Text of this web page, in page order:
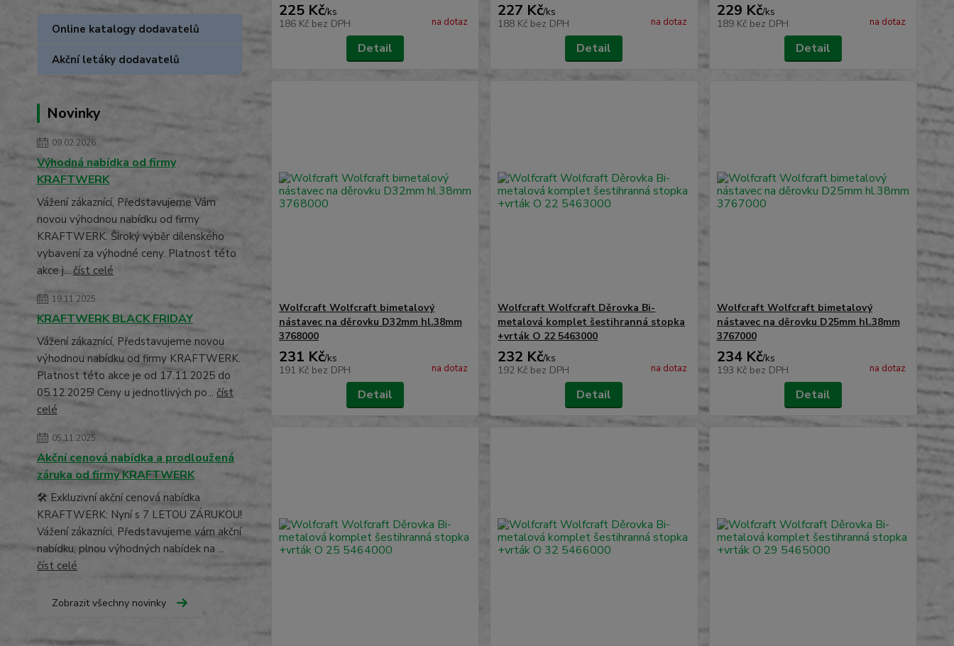
Online katalogy dodavatelů
Akční letáky dodavatelů
Novinky
09.02.2026
Výhodná nabídka od firmy
KRAFTWERK
Vážení zákaznící, Představujeme Vám
novou výhodnou nabídku od firmy
KRAFTWERK. Široký výběr dílenského
vybavení za výhodné ceny. Platnost této
akce j... číst celé
19.11.2025
KRAFTWERK BLACK FRIDAY
Vážení zákaznící, Představujeme novou
výhodnou nabídku od firmy KRAFTWERK.
Platnost této akce je od 17.11.2025 do
05.12.2025! Ceny u jednotlivých po... číst
celé
05.11.2025
Akční cenová nabídka a prodloužená
záruka od firmy KRAFTWERK
🛠️ Exkluzivní akční cenová nabídka
KRAFTWERK: Nyní s 7 LETOU ZÁRUKOU!
Vážení zákazníci, Představujeme vám akční
nabídku, plnou výhodných nabídek na ...
číst celé
Zobrazit všechny novinky
225 Kč/ks
186 Kč bez DPH na dotaz
Detail
227 Kč/ks
188 Kč bez DPH na dotaz
Detail
229 Kč/ks
189 Kč bez DPH na dotaz
Detail
Wolfcraft Wolfcraft bimetalový
nástavec na děrovku D32mm hl.38mm
3768000
231 Kč/ks
191 Kč bez DPH na dotaz
Detail
Wolfcraft Wolfcraft Děrovka Bi-
metalová komplet šestihranná stopka
+vrták O 22 5463000
232 Kč/ks
192 Kč bez DPH na dotaz
Detail
Wolfcraft Wolfcraft bimetalový
nástavec na děrovku D25mm hl.38mm
3767000
234 Kč/ks
193 Kč bez DPH na dotaz
Detail